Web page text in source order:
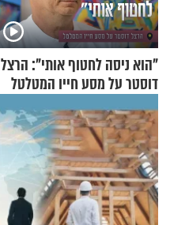
"הוא ניסה לחטוף אותי": הרצל
דוסטר על מסע חייו המטלטל